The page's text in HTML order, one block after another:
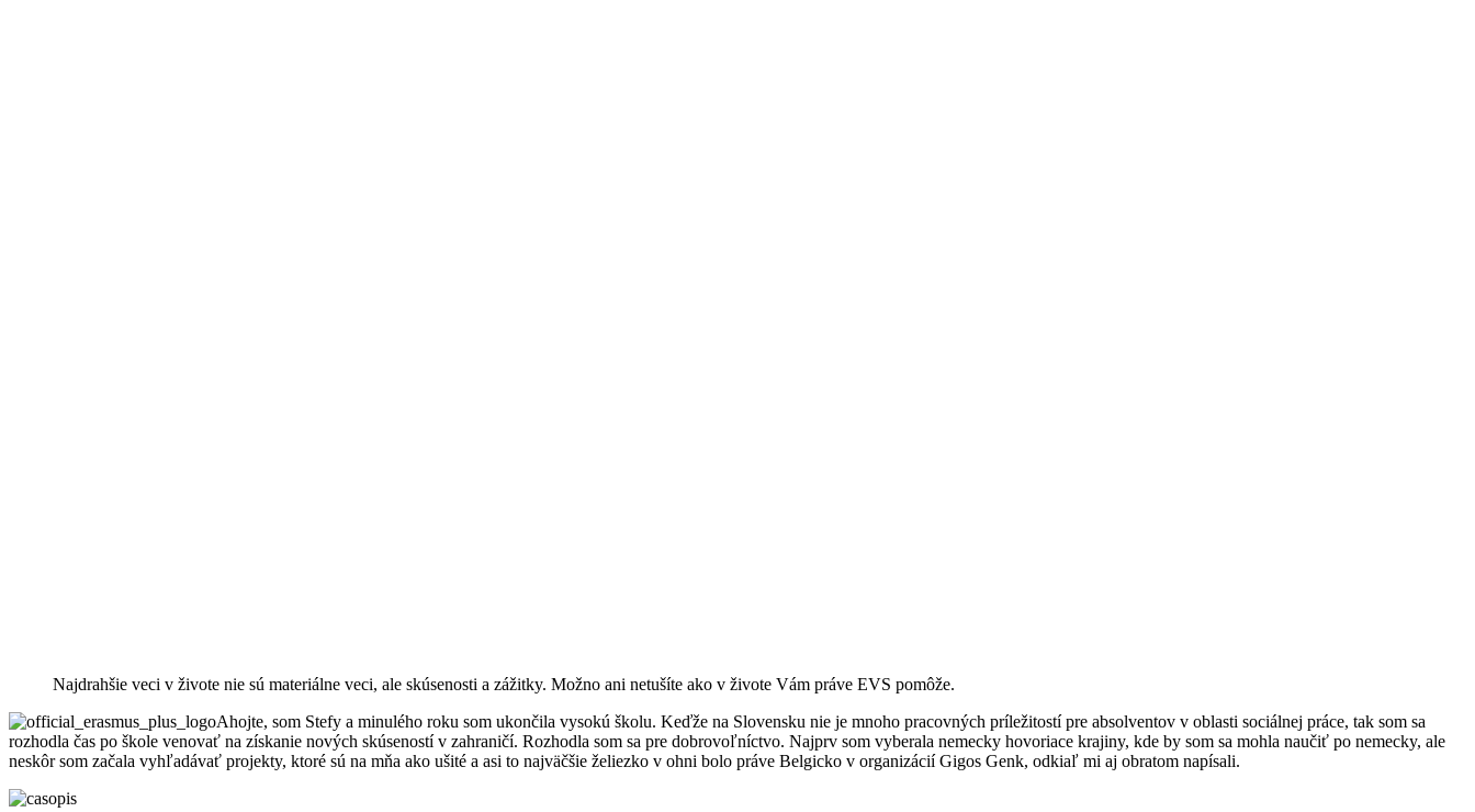
Najdrahšie veci v živote nie sú materiálne veci, ale skúsenosti a zážitky. Možno ani netušíte ako v živote Vám práve EVS pomôže.
Ahojte, som Stefy a minulého roku som ukončila vysokú školu. Keďže na Slovensku nie je mnoho pracovných príležitostí pre absolventov v oblasti sociálnej práce, tak som sa
rozhodla čas po škole venovať na získanie nových skúseností v zahraničí. Rozhodla som sa pre dobrovoľníctvo. Najprv som vyberala nemecky hovoriace krajiny, kde by som sa mohla naučiť po nemecky, ale
neskôr som začala vyhľadávať projekty, ktoré sú na mňa ako ušité a asi to najväčšie želiezko v ohni bolo práve Belgicko v organizácií Gigos Genk, odkiaľ mi aj obratom napísali.